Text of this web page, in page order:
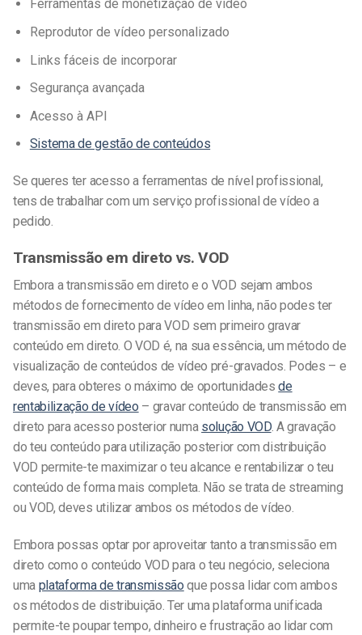
Ferramentas de monetização de vídeo
Reprodutor de vídeo personalizado
Links fáceis de incorporar
Segurança avançada
Acesso à API
Sistema de gestão de conteúdos
Se queres ter acesso a ferramentas de nível profissional,
tens de trabalhar com um serviço profissional de vídeo a
pedido.
Transmissão em direto vs. VOD
Embora a transmissão em direto e o VOD sejam ambos
métodos de fornecimento de vídeo em linha, não podes ter
transmissão em direto para VOD sem primeiro gravar
conteúdo em direto. O VOD é, na sua essência, um método de
visualização de conteúdos de vídeo pré-gravados. Podes – e
deves, para obteres o máximo de oportunidadesde
rentabilização de vídeo – gravar conteúdo de transmissão em
direto para acesso posterior numa solução VOD. A gravação
do teu conteúdo para utilização posterior com distribuição
VOD permite-te maximizar o teu alcance e rentabilizar o teu
conteúdo de forma mais completa. Não se trata de streaming
ou VOD, deves utilizar ambos os métodos de vídeo.
Embora possas optar por aproveitar tanto a transmissão em
direto como o conteúdo VOD para o teu negócio, seleciona
uma plataforma de transmissão que possa lidar com ambos
os métodos de distribuição. Ter uma plataforma unificada
permite-te poupar tempo, dinheiro e frustração ao lidar com